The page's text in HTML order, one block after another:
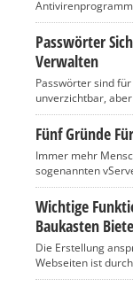
Passwörter
Verwalten
Passwörter sind
unverzichtbar,
Fünf Gründe
Immer mehr
sogenannten
Wichtige
Baukasten
Die Erstellung
Webseiten ist